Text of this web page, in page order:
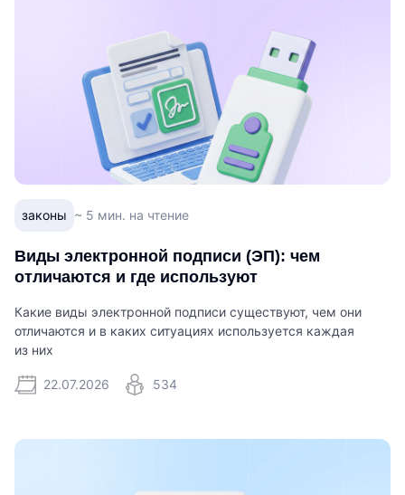
законы ~ 5 мин. на чтение
Виды электронной подписи (ЭП): чем
отличаются и где используют
Какие виды электронной подписи существуют, чем они
отличаются и в каких ситуациях используется каждая
из них
22.07.2026 534